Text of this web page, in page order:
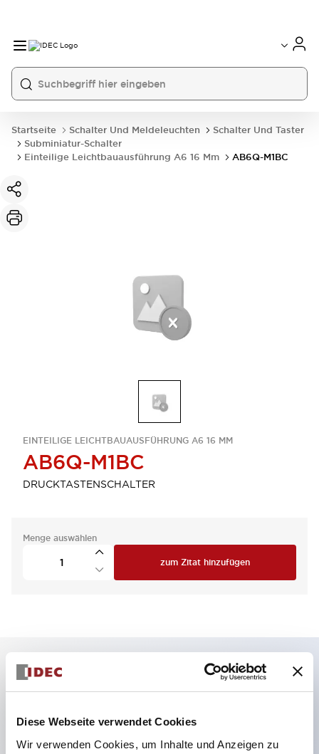
Diese Webseite verwendet Cookies
Wir verwenden Cookies, um Inhalte und Anzeigen zu
Startseite Schalter Und Meldeleuchten
Schalter Und Taster
Subminiatur-Schalter
Einteilige Leichtbauausführung A6 16 Mm
AB6Q-M1BC
EINTEILIGE LEICHTBAUAUSFÜHRUNG A6 16 MM
AB6Q-M1BC
DRUCKTASTENSCHALTER
Menge auswählen
zum Zitat hinzufügen
Hauptmerkmale
Geeignet für ein breites Anwendungsspektrum
von der Konsumelektronik bis zum FA-Bereich